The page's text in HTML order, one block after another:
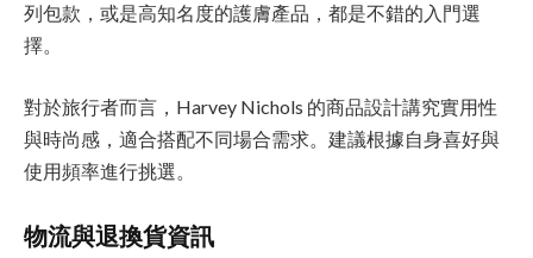
列包款，或是高知名度的護膚產品，都是不錯的入門選
擇。
對於旅行者而言，Harvey Nichols 的商品設計講究實用性
與時尚感，適合搭配不同場合需求。建議根據自身喜好與
使用頻率進行挑選。
物流與退換貨資訊